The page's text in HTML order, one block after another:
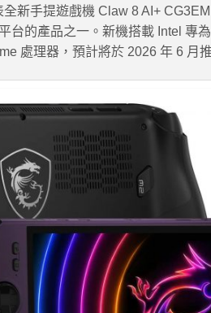
全新手提遊戲機 Claw 8 AI+
台的產品之一。新機搭載 Intel 專
處理器，預計將於 2026 年 6 月